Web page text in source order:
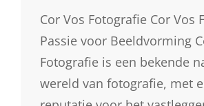
Cor Vos Fotografie Cor Vos
Passie voor Beeldvorming
Fotografie is een bekende
wereld van fotografie, met